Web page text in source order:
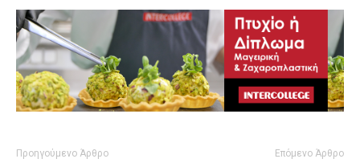
Προηγούμενο Άρθρο Επόμενο Άρθρο